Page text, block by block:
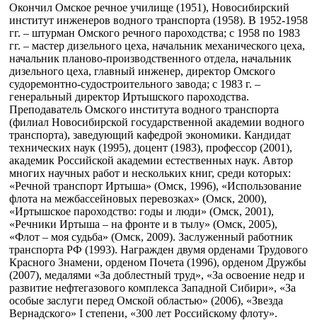
Окончил Омское речное училище (1951), Новосибирский
институт инженеров водного транспорта (1958). В 1952-1958
гг. – штурман Омского речного пароходства; с 1958 по 1983
гг. – мастер дизельного цеха, начальник механического цеха,
начальник планово-производственного отдела, начальник
дизельного цеха, главный инженер, директор Омского
судоремонтно-судостроительного завода; с 1983 г. –
генеральный директор Иртышского пароходства.
Преподаватель Омского института водного транспорта
(филиал Новосибирской государственной академии водного
транспорта), заведующий кафедрой экономики. Кандидат
технических наук (1995), доцент (1983), профессор (2001),
академик Российской академии естественных наук. Автор
многих научных работ и нескольких книг, среди которых:
«Речной транспорт Иртыша» (Омск, 1996), «Использование
флота на межбассейновых перевозках» (Омск, 2000),
«Иртышское пароходство: годы и люди» (Омск, 2001),
«Речники Иртыша – на фронте и в тылу» (Омск, 2005),
«Флот – моя судьба» (Омск, 2009). Заслуженный работник
транспорта РФ (1993). Награжден двумя орденами Трудового
Красного Знамени, орденом Почета (1996), орденом Дружбы
(2007), медалями «За доблестный труд», «За освоение недр и
развитие нефтегазового комплекса Западной Сибири», «За
особые заслуги перед Омской областью» (2006), «Звезда
Вернадского» I степени, «300 лет Российскому флоту».